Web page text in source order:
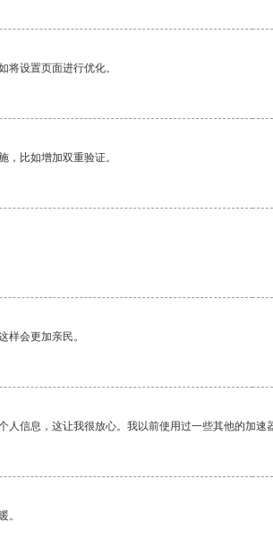
将设置页面进行优化。
，比如增加双重验证。
样会更加亲民。
信息，这让我很放心。我以前使用过一些其他的加速
。